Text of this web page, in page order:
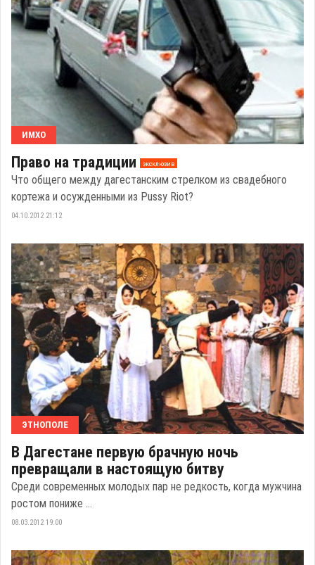
ИМХО
Право на традиции эксклюзив
Что общего между дагестанским стрелком из свадебного
кортежа и осужденными из Pussy Riot?
04.10.2012 21:12
ЭТНОПОЛЕ
В Дагестане первую брачную ночь
превращали в настоящую битву
Среди современных молодых пар не редкость, когда мужчина
ростом пониже ...
08.03.2012 19:00